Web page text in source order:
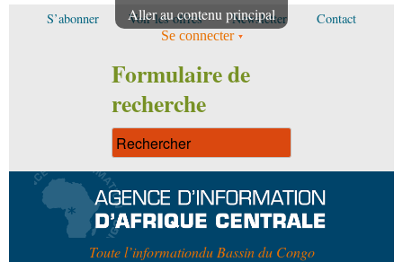
Aller au contenu principal
S’abonner Voir les offres Newsletter Contact
Se connecter
Formulaire de
recherche
Toute l’informationdu Bassin du Congo